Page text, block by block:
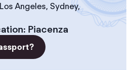
Angeles, Sydney,
: Piacenza